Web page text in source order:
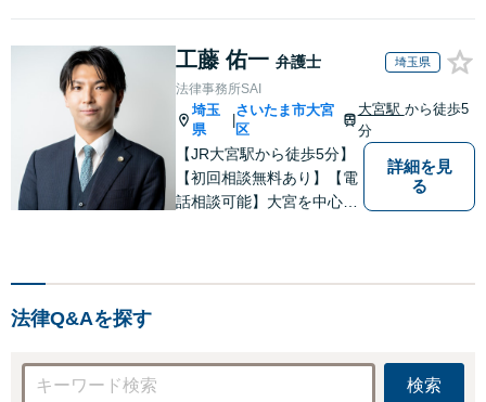
績あり」子の引渡
し・認知・親子関
もご相談下さい
【子連れ相談可】
談無料】【電話・オンライ
応・納得できる解決を」
応」【休日・夜間相談可】
工藤 佑一 弁護士 埼玉県
法律事務所SAI
埼玉
県
さいたま市大宮
区
大宮駅 から徒歩5
分
【JR大宮駅から徒歩5分】
【初回相談無料あり】【電
話相談可能】大宮を中心
詳細を見
る
法律Q&Aを探す
検索